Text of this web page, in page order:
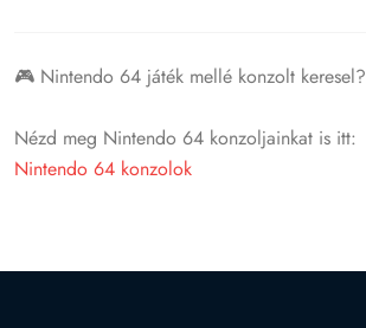
🎮 Nintendo 64 játék mellé konzolt keresel?
Nézd meg Nintendo 64 konzoljainkat is itt:
Nintendo 64 konzolok